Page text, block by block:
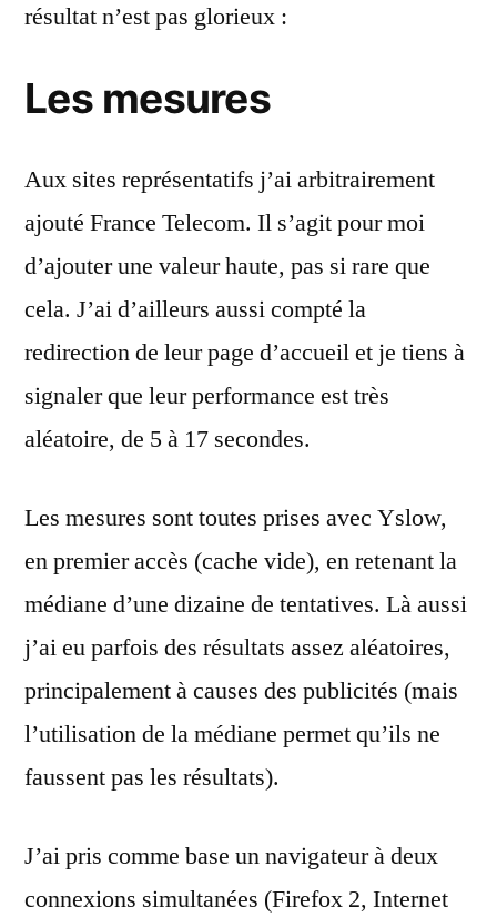
résultat n’est pas glorieux :
Les mesures
Aux sites représentatifs j’ai arbitrairement
ajouté France Telecom. Il s’agit pour moi
d’ajouter une valeur haute, pas si rare que
cela. J’ai d’ailleurs aussi compté la
redirection de leur page d’accueil et je tiens à
signaler que leur performance est très
aléatoire, de 5 à 17 secondes.
Les mesures sont toutes prises avec Yslow,
en premier accès (cache vide), en retenant la
médiane d’une dizaine de tentatives. Là aussi
j’ai eu parfois des résultats assez aléatoires,
principalement à causes des publicités (mais
l’utilisation de la médiane permet qu’ils ne
faussent pas les résultats).
J’ai pris comme base un navigateur à deux
connexions simultanées (Firefox 2, Internet